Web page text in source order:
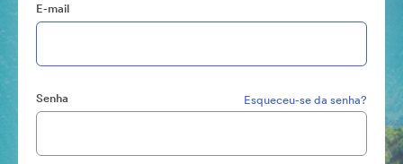
E-mail
Senha Esqueceu-se da senha?